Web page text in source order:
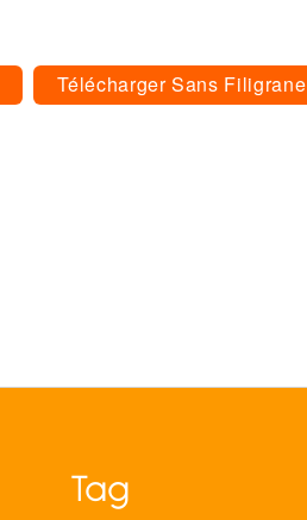
Télécharger Sans Filigrane
Tag